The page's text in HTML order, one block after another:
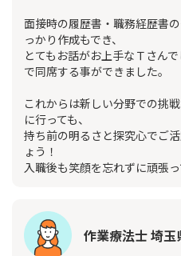
面接時の履歴書・職務経歴書
っかり作成もでき、
とてもお話がお上手なＴさん
で同席する事ができました。
これからは新しい分野での挑
に行っても、
持ち前の明るさと探究心でご
ょう！
入職後も笑顔を忘れずに頑張
作業療法士 埼玉